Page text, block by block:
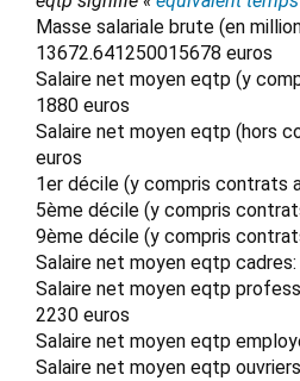
Masse salariale brute (en
13672.641250015678 euros
Salaire net moyen eqtp (y
1880 euros
Salaire net moyen eqtp (hors
euros
1er décile (y compris contrats
5ème décile (y compris
9ème décile (y compris
Salaire net moyen eqtp
Salaire net moyen eqtp
2230 euros
Salaire net moyen eqtp
Salaire net moyen eqtp